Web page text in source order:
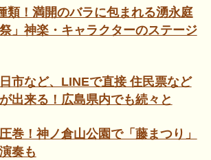
類！満開のバラに包まれる湧永庭
」神楽・キャラクターのステージ
市など、LINEで直接 住民票など
出来る！広島県内でも続々と
巻！神ノ倉山公園で「藤まつり」
奏も